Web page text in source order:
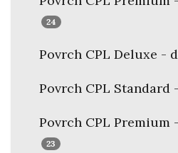
24
Povrch CPL Deluxe -
Povrch CPL Standard
Povrch CPL Premium
23